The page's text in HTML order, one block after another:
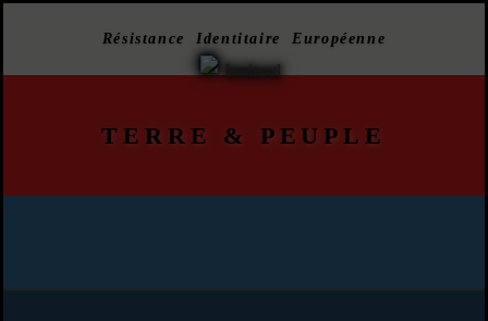
Résistance Identitaire Européenne
TERRE & PEUPLE